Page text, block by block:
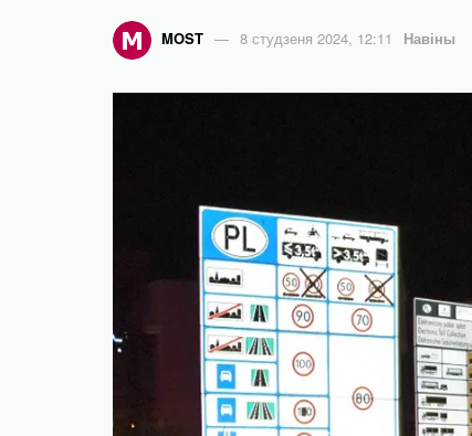
MOST 8 студзеня 2024, 12:11 Навіны